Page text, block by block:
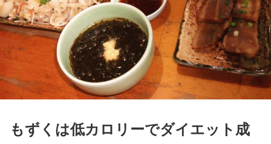
もずくは低カロリーでダイエット成